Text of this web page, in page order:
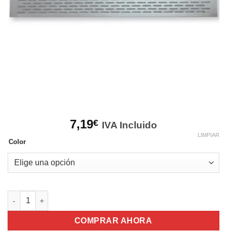
7,19€ IVA Incluido
Color
LIMPIAR
Rejilla Ventilación para el zócalo cantidad
COMPRAR AHORA